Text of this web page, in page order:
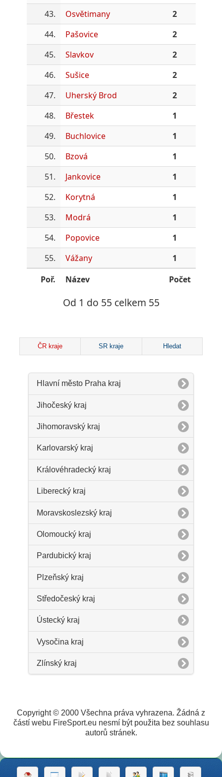
43.
Osvětimany
2
44.
Pašovice
2
45.
Slavkov
2
46.
Sušice
2
47.
Uherský Brod
2
48.
Břestek
1
49.
Buchlovice
1
50.
Bzová
1
51.
Jankovice
1
52.
Korytná
1
53.
Modrá
1
54.
Popovice
1
55.
Vážany
1
Poř.
Název Počet
Od 1 do 55 celkem 55
ČR kraje SR kraje Hledat
Hlavní město Praha kraj
Jihočeský kraj
Jihomoravský kraj
Karlovarský kraj
Královéhradecký kraj
Liberecký kraj
Moravskoslezský kraj
Olomoucký kraj
Pardubický kraj
Plzeňský kraj
Středočeský kraj
Ústecký kraj
Vysočina kraj
Zlínský kraj
Copyright © 2000 Všechna práva vyhrazena. Žádná z
částí webu FireSport.eu nesmí být použita bez souhlasu
autorů stránek.